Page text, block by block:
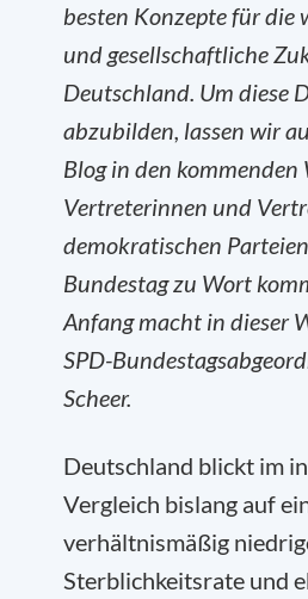
besten Konzepte für
und gesellschaftliche
Deutschland. Um diese
abzubilden, lassen wir
Blog in den kommenden
Vertreterinnen und
demokratischen
Bundestag zu Wort
Anfang macht in dieser
SPD-
Scheer.
Deutschland blickt im
Vergleich bislang auf
verhältnismäßig
Sterblichkeitsrate und